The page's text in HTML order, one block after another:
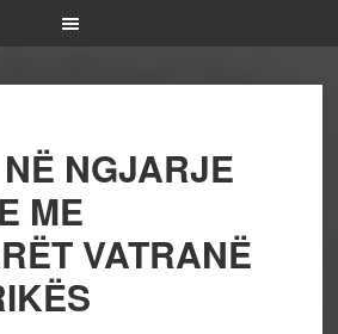
NGJARJE
ME
VATRANË